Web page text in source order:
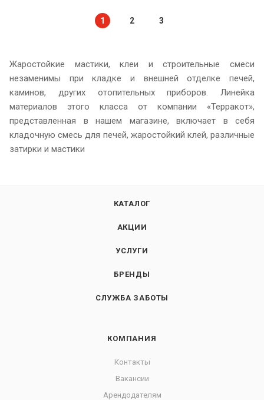
1 2 3
Жаростойкие мастики, клеи и строительные смеси
незаменимы при кладке и внешней отделке печей,
каминов, других отопительных приборов. Линейка
материалов этого класса от компании «Терракот»,
представленная в нашем магазине, включает в себя
кладочную смесь для печей, жаростойкий клей, различные
затирки и мастики
КАТАЛОГ
АКЦИИ
УСЛУГИ
БРЕНДЫ
СЛУЖБА ЗАБОТЫ
КОМПАНИЯ
Контакты
Вакансии
Арендодателям